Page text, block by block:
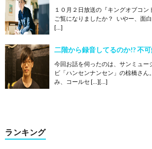
１０月２日放送の『キングオブコン
ご覧になりましたか？ いやー、面
[…]
二階から録音してるのか!? 不
今回お話を伺ったのは、サンミュー
ビ「ハンセンナンセン」の椋橋さ
み、コールセ […][…]
ランキング